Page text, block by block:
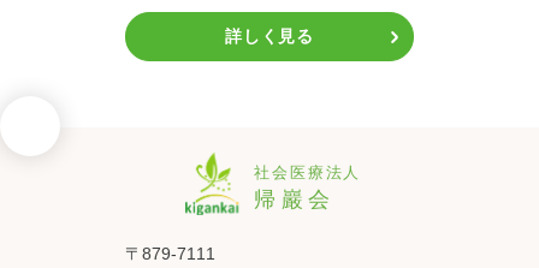
詳しく見る
〒879-7111